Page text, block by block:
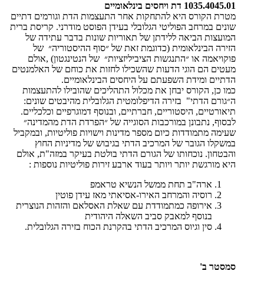
1035.4045.01 דת ויחסים בינלאומיים
מטרת הקורס היא להתחקות אחר התעצמות הדת וגורמים דתיים
שונים במרחב הפוליטי הגלובלי בעידן הפוסט מודרני. קריסת ברית
המועצות הביאה ללידתן של תאוריות שונות בדבר עתידה של
הזירה הבינלאומית (כדוגמת זאת של ״סוף ההיסטוריה״ של
פוקויאמה או ״התנגשות הציביליזציות״ של הנטינגטון) ,אולם
מעטים הם הוגי הדעות שהשכילו לחזות את כוחם של האלמנטים
הדתיים ומידת השפעתם על היחסים הבינלאומיים.
כמו כן, הקורס יבחן את מכלול התהליכים שהובילו להתעצמות
ה״גורם הדתי" בזירה הדיפלומטית הגלובלית מהיבטים שונים:
תיאורטיים, היסטוריים, חברתיים, ובנוסף דמוגרפיים וכלכליים.
לבסוף, נתבונן במורכבות הסוגייה של ״הפרדת הדת מהמדינה״
שעימה מתמודדות כיום מספר מדינות וישויות פוליטיות, ובמקביל
במשקלו הגובר של המרכיב הדתי בגיבוש של מדיניות החוץ
והבטחון. נוכחותו של הגורם הדתי בולטת בעיקר במזה"ת, אולם
היא מורגשת יותר ויותר בעוד ארבע זירות פוליטיות נוספות :
ארה"ב תחת ממשל הנשיא טראמפ
רוסיה והמרחב האירו-אסיאתי מאז עידן פוטין
אירופה כמתמודדת עם שאלת האסלאם והזהות הנוצרית
בנוסף למאבק סביב השאלה היהודית
סין וגיוס המרכיב הדתי בהקרנת הכוח בזירה הגלובלית.
סמסטר ב'